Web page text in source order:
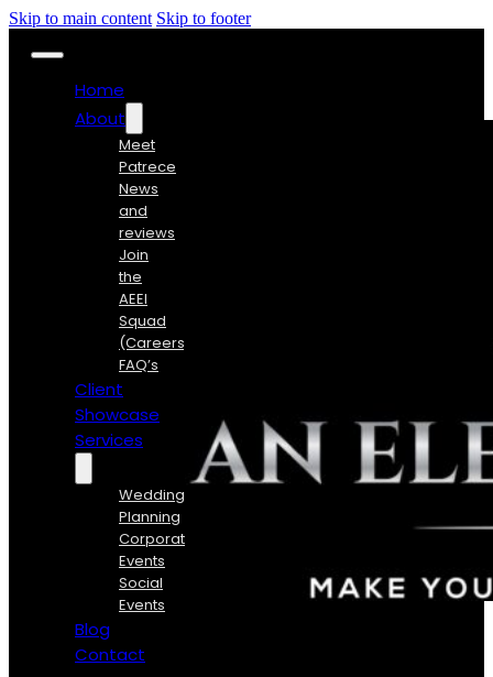
Skip to main content Skip to footer
Home
About
Meet
Patrece
News
and
reviews
Join
the
AEEI
Squad
(Careers)
FAQ’s
Client
Showcase
Services
Wedding
Planning
Corporate
Events
Social
Events
Blog
Contact